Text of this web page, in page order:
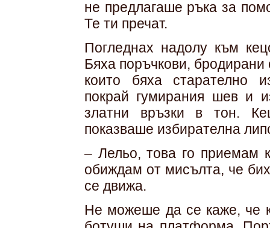
не предлагаше ръка за
Те ти пречат.
Погледнах надолу към
Бяха поръчкови,
които бяха старателно
покрай гумирания шев и
златни връзки в тон.
показваше избирателна
– Лельо, това го приемам
обиждам от мисълта, че
се движа.
Не можеше да се каже, че